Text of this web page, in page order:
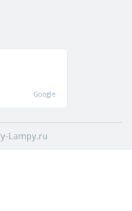
Google
Lampy.ru